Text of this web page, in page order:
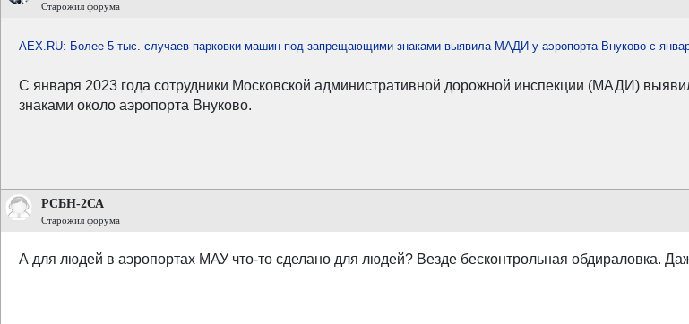
Старожил форума
AEX.RU: Более 5 тыс. случаев парковки машин под запрещающими знаками выявила МАДИ у аэропорта Внуково с
С января 2023 года сотрудники Московской административной дорожной инспекции (МАДИ)
знаками около аэропорта Внуково.
РСБН-2СА
Старожил форума
А для людей в аэропортах МАУ что-то сделано для людей? Везде бесконтрольная обдираловка.